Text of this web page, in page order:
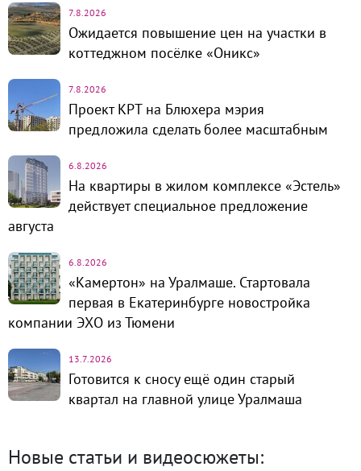
7.8.2026
Ожидается повышение цен на участки в
коттеджном посёлке «Оникс»
7.8.2026
Проект КРТ на Блюхера мэрия
предложила сделать более масштабным
6.8.2026
На квартиры в жилом комплексе «Эстель»
действует специальное предложение
августа
6.8.2026
«Камертон» на Уралмаше. Стартовала
первая в Екатеринбурге новостройка
компании ЭХО из Тюмени
13.7.2026
Готовится к сносу ещё один старый
квартал на главной улице Уралмаша
Новые статьи и видеосюжеты: